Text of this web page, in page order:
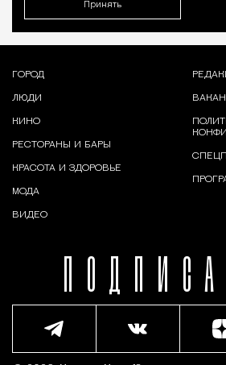
Принять
ГОРОД
ЛЮДИ
КИНО
РЕСТОРАНЫ И БАРЫ
КРАСОТА И ЗДОРОВЬЕ
МОДА
ВИДЕО